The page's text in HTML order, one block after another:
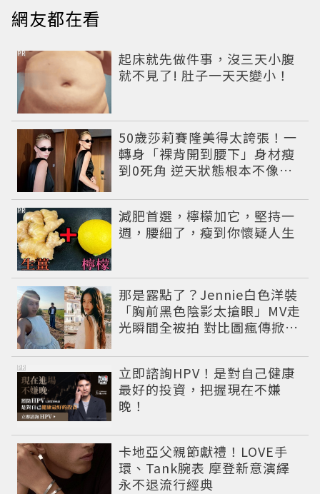
網友都在看
起床就先做件事，沒三天小腹
就不見了! 肚子一天天變小！
PR
50歲莎莉賽隆美得太誇張！一
轉身「裸背開到腰下」身材瘦
到0死角 逆天狀態根本不像年
減肥首選，檸檬加它，堅持一
週，腰細了，瘦到你懷疑人生
PR
那是露點了？Jennie白色洋裝
「胸前黑色陰影太搶眼」MV走
光瞬間全被拍 對比圖瘋傳掀論
立即諮詢HPV！是對自己健康
最好的投資，把握現在不嫌
晚！
PR
卡地亞父親節獻禮！LOVE手
環、Tank腕表 摩登新意演繹
永不退流行經典